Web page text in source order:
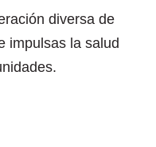
diversa de
impulsas la salud